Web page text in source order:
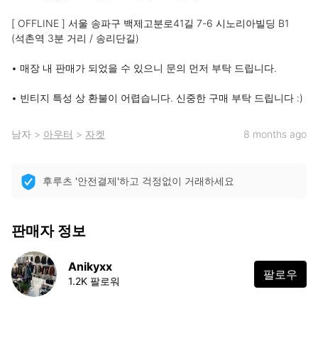
[ OFFLINE ] 서울 송파구 백제고분로41길 7-6 시노리아빌딩 B1
(석촌역 3분 거리 / 송리단길)
• 매장 내 판매가 되었을 수 있으니 문의 먼저 부탁 드립니다.
• 빈티지 특성 상 환불이 어렵습니다. 신중한 구매 부탁 드립니다 :)
남자 > 아우터 > 자켓 8 months ago
후루츠 '안전결제'하고 걱정없이 거래하세요
판매자 정보
Anikyxx
1.2K 팔로워 팔로우